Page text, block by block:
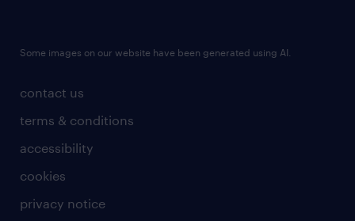
contact us
terms & conditions
accessibility
cookies
privacy notice
Some images on our website have been generated using AI.